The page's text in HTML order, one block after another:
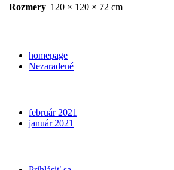
Rozmery 120 × 120 × 72 cm
homepage
Nezaradené
február 2021
január 2021